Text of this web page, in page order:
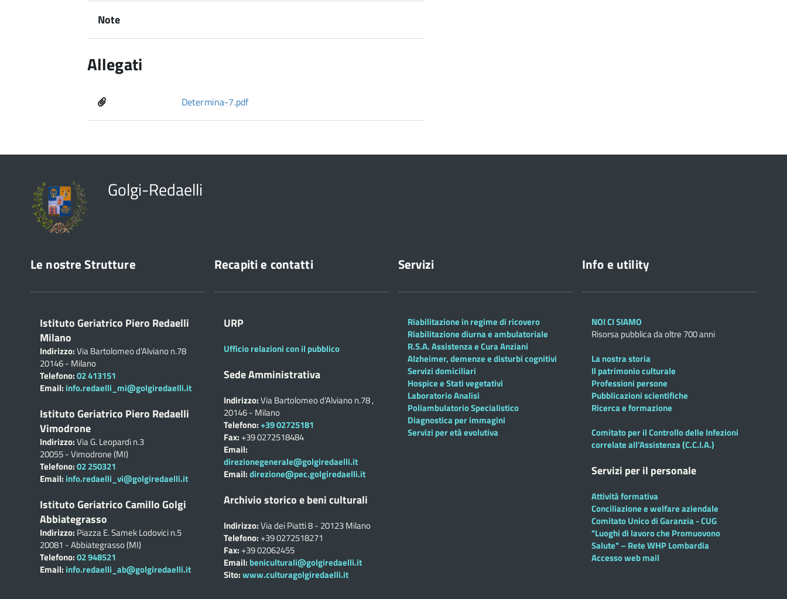
Note
Allegati
Determina-7.pdf
Golgi-Redaelli
Le nostre Strutture
Istituto Geriatrico Piero Redaelli
Milano
Indirizzo:Via Bartolomeo d'Alviano n.78
20146 - Milano
Telefono:02 413151
Email: info.redaelli_mi@golgiredaelli.it
Istituto Geriatrico Piero Redaelli
Vimodrone
Indirizzo:Via G. Leopardi n.3
20055 - Vimodrone (MI)
Telefono:02 250321
Email: info.redaelli_vi@golgiredaelli.it
Istituto Geriatrico Camillo Golgi
Abbiategrasso
Indirizzo: Piazza E. Samek Lodovici n.5
20081 - Abbiategrasso (MI)
Telefono:02 948521
Email: info.redaelli_ab@golgiredaelli.it
Recapiti e contatti
URP
Ufficio relazioni con il pubblico
Sede Amministrativa
Indirizzo:Via Bartolomeo d'Alviano n.78 ,
20146 - Milano
Telefono:+39 02725181
Fax:+39 0272518484
Email:
direzionegenerale@golgiredaelli.it
Email:direzione@pec.golgiredaelli.it
Archivio storico e beni culturali
Indirizzo:Via dei Piatti 8 - 20123 Milano
Telefono:+39 0272518271
Fax:+39 02062455
Email: beniculturali@golgiredaelli.it
Sito:www.culturagolgiredaelli.it
Servizi
Riabilitazione in regime di ricovero
Riabilitazione diurna e ambulatoriale
R.S.A. Assistenza e Cura Anziani
Alzheimer, demenze e disturbi cognitivi
Servizi domiciliari
Hospice e Stati vegetativi
Laboratorio Analisi
Poliambulatorio Specialistico
Diagnostica per immagini
Servizi per età evolutiva
Info e utility
NOI CI SIAMO
Risorsa pubblica da oltre 700 anni
La nostra storia
Il patrimonio culturale
Professioni persone
Pubblicazioni scientifiche
Ricerca e formazione
Comitato per il Controllo delle Infezioni
correlate all’Assistenza (C.C.I.A.)
Servizi per il personale
Attività formativa
Conciliazione e welfare aziendale
Comitato Unico di Garanzia - CUG
"Luoghi di lavoro che Promuovono
Salute" – Rete WHP Lombardia
Accesso web mail